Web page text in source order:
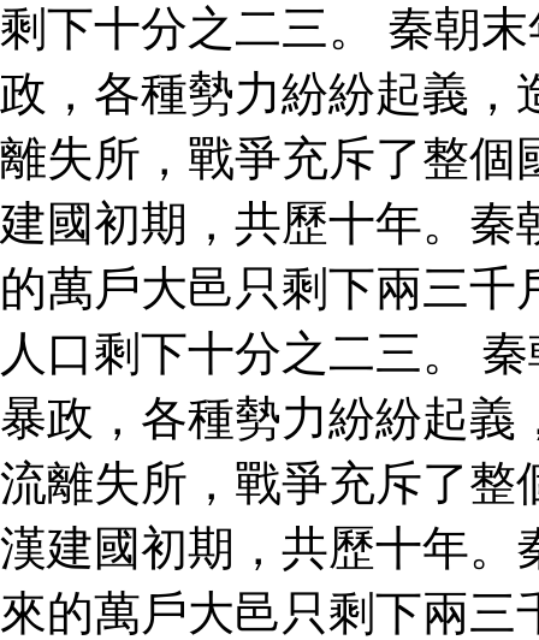
剩下十分之二三。 秦朝
政，各種勢力紛紛起義，
離失所，戰爭充斥了整個
建國初期，共歷十年。秦
的萬戶大邑只剩下兩三
人口剩下十分之二三。
暴政，各種勢力紛紛起義
流離失所，戰爭充斥了整
漢建國初期，共歷十年。
來的萬戶大邑只剩下兩